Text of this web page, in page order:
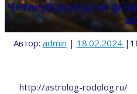
Четвертая неделя
Автор: admin | 18.02.2024 |
http://astrolog-rodolog.ru/